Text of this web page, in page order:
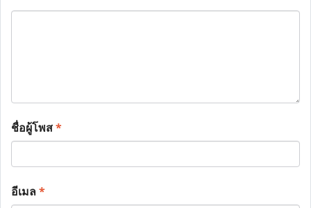
ชื่อผู้โพส*
อีเมล*